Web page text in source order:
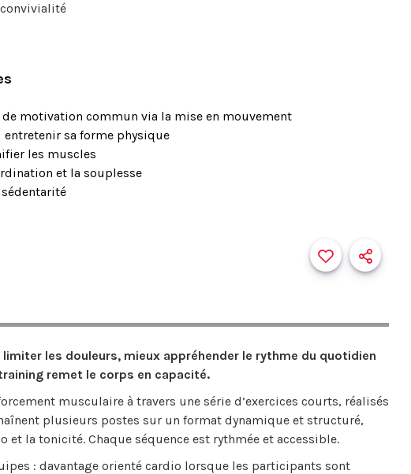
de motivation commun via la mise en mouvement
sa forme physique
les muscles
et la souplesse
les douleurs, mieux appréhender le rythme du quotidien
remet le corps en capacité.
musculaire à travers une série d’exercices courts, réalisés
plusieurs postes sur un format dynamique et structuré,
la tonicité. Chaque séquence est rythmée et accessible.
: davantage orienté cardio lorsque les participants sont